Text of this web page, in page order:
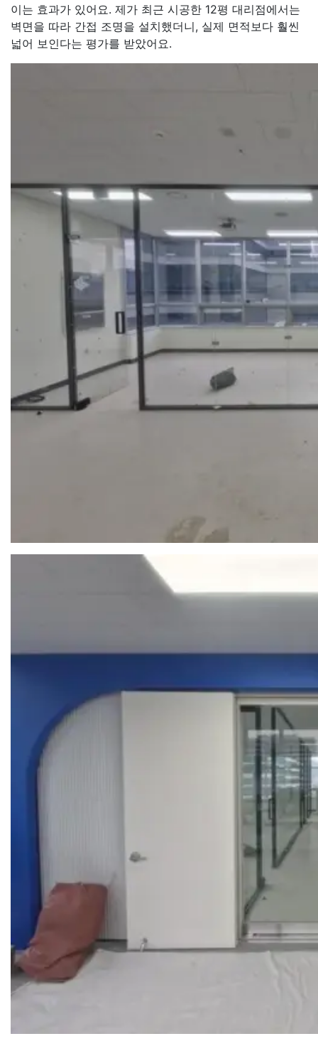
이는 효과가 있어요. 제가 최근 시공한 12평 대리점에서는
벽면을 따라 간접 조명을 설치했더니, 실제 면적보다 훨씬
넓어 보인다는 평가를 받았어요.